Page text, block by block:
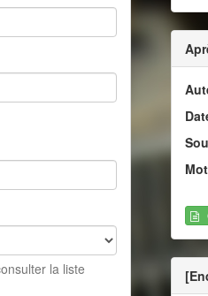
la liste